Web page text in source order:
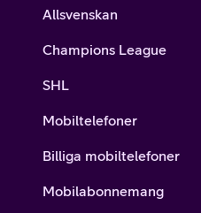
Allsvenskan
Champions League
SHL
Mobiltelefoner
Billiga mobiltelefoner
Mobilabonnemang